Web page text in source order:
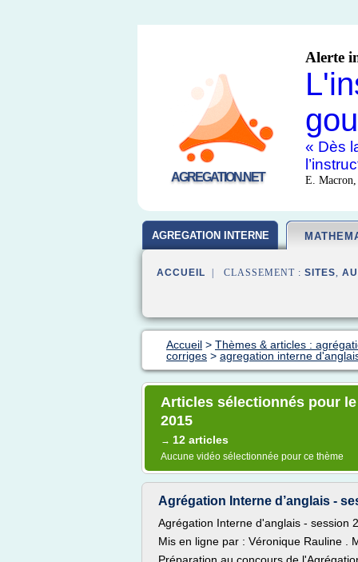
AGREGATION.NET
Alerte
« Dès
E.
AGREGATION INTERNE
ACCUEIL | CLASSEMENT : SITES,
Accueil > Thèmes & articles :
corriges > agregation interne
Articles sélectionnés pour
2015
→ 12 articles
Aucune vidéo sélectionnée pour ce thème
Agrégation Interne d’anglais -
Agrégation Interne d'anglais - session
Mis en ligne par : Véronique Rauline .